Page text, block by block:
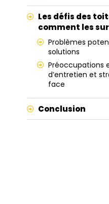
Les défis des
comment les
Problèmes
solutions
Préoccupations
d’entretien et
face
Conclusion